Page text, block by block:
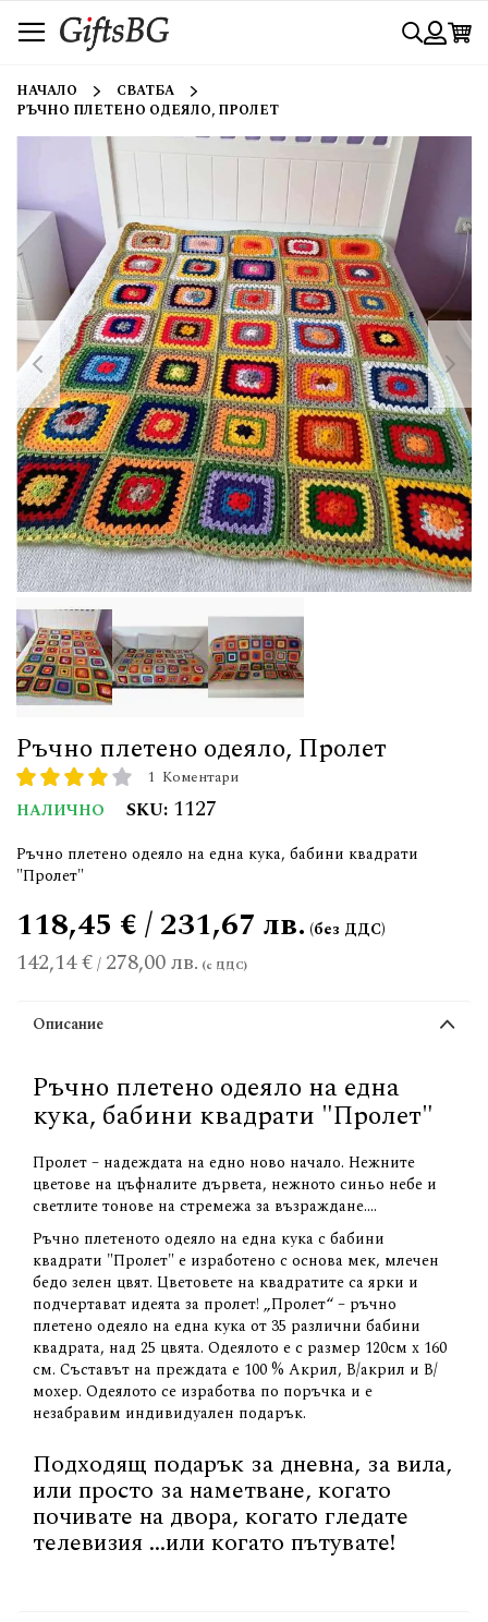
към
съдържанието
Търси
НАЧАЛО
СВАТБА
РЪЧНО ПЛЕТЕНО ОДЕЯЛО, ПРОЛЕТ
Ръчно плетено одеяло, Пролет
рейтинг: 1 Коментари
НАЛИЧНО SKU 1127
Ръчно плетено одеяло на една кука, бабини квадрати
"Пролет"
142,14 €/ 278,00 лв.
118,45 € / 231,67 лв.
Описание
Ръчно плетено одеяло на една
кука, бабини квадрати "Пролет"
Пролет – надеждата на едно ново начало. Нежните
цветове на цъфналите дървета, нежното синьо небе и
светлите тонове на стремежа за възраждане....
Ръчно плетеното одеяло на една кука с бабини
квадрати "Пролет" е изработено с основа мек, млечен
бедо зелен цвят. Цветовете на квадратите са ярки и
подчертават идеята за пролет! „Пролет“ – ръчно
плетено одеяло на една кука от 35 различни бабини
квадрата, над 25 цвята. Одеялото е с размер 120см х 160
см. Съставът на преждата е 100 % Акрил, В/акрил и В/
мохер. Одеялото се изработва по поръчка и е
незабравим индивидуален подарък.
Подходящ подарък за дневна, за вила,
или просто за наметване, когато
почивате на двора, когато гледате
телевизия ...или когато пътувате!